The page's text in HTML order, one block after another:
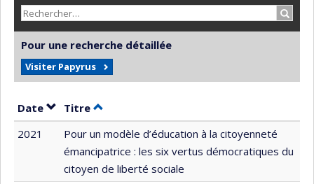
Pour une recherche détaillée
Visiter Papyrus
Date Trier par date en ordre décroissant
Titre Trier par titre en ordre décroissant
2021
Pour un modèle d’éducation à la citoyenneté
émancipatrice : les six vertus démocratiques du
citoyen de liberté sociale